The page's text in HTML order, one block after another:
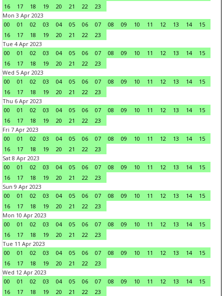
16
17 18 19 20 21 22
23
Mon 3 Apr 2023
00
01 02 03 04 05 06 07 08 09 10 11 12 13 14
15
16
17 18 19 20 21 22
23
Tue 4 Apr 2023
00
01 02 03 04 05 06 07 08 09 10 11 12 13 14
15
16
17 18 19 20 21 22
23
Wed 5 Apr 2023
00
01 02 03 04 05 06 07 08 09 10 11 12 13 14
15
16
17 18 19 20 21 22
23
Thu 6 Apr 2023
00
01 02 03 04 05 06 07 08 09 10 11 12 13 14
15
16
17 18 19 20 21 22
23
Fri 7 Apr 2023
00
01 02 03 04 05 06 07 08 09 10 11 12 13 14
15
16
17 18 19 20 21 22
23
Sat 8 Apr 2023
00
01 02 03 04 05 06 07 08 09 10 11 12 13 14
15
16
17 18 19 20 21 22
23
Sun 9 Apr 2023
00
01 02 03 04 05 06 07 08 09 10 11 12 13 14
15
16
17 18 19 20 21 22
23
Mon 10 Apr 2023
00
01 02 03 04 05 06 07 08 09 10 11 12 13 14
15
16
17 18 19 20 21 22
23
Tue 11 Apr 2023
00
01 02 03 04 05 06 07 08 09 10 11 12 13 14
15
16
17 18 19 20 21 22
23
Wed 12 Apr 2023
00
01 02 03 04 05 06 07 08 09 10 11 12 13 14
15
16
17 18 19 20 21 22
23